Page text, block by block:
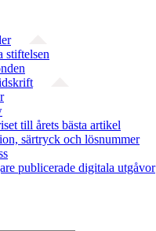
stiftelsen
till årets bästa artikel
särtryck och lösnummer
publicerade digitala utgåvor